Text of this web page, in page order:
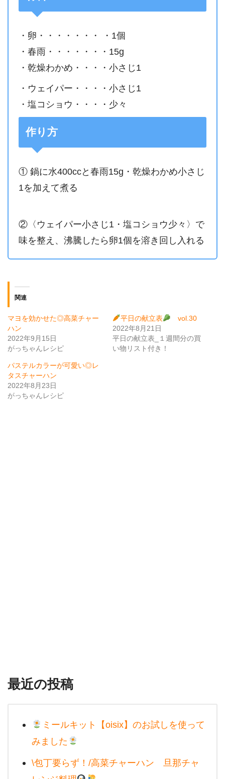
・卵・・・・・・・ ・1個
・春雨・・・・・・・15g
・乾燥わかめ・・・・小さじ1
・ウェイパー・・・・小さじ1
・塩コショウ・・・・少々
作り方
① 鍋に水400ccと春雨15g・乾燥わかめ小さじ
1を加えて煮る
②〈ウェイパー小さじ1・塩コショウ少々〉で
味を整え、沸騰したら卵1個を溶き回し入れる
関連
マヨを効かせた◎高菜チャー
ハン
2022年9月15日
がっちゃんレシピ
平日の献立表
vol.30
2022年8月21日
平日の献立表_１週間分の買
い物リスト付き！
パステルカラーが可愛い◎レ
タスチャーハン
2022年8月23日
がっちゃんレシピ
最近の投稿
ミールキット【oisix】のお試しを使って
みました
\包丁要らず！/高菜チャーハン 旦那チャ